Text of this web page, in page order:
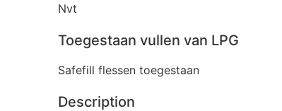
Nvt
Toegestaan vullen van LPG
Safefill flessen toegestaan
Description